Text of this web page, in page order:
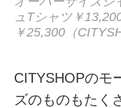
ュTシャツ￥
￥25,300（
CITYSHOPのモ
ズのものもたく